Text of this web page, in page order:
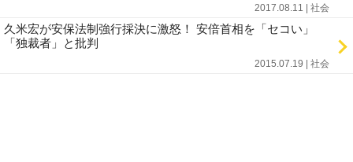
2017.08.11 | 社会
久米宏が安保法制強行採決に激怒！ 安倍首相を「セコい」
「独裁者」と批判
2015.07.19 | 社会